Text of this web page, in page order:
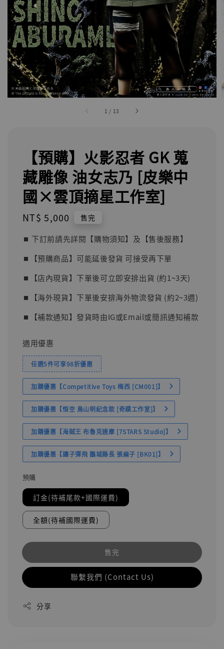
1 / 13
【預購】火影忍者 GK 蒐
藏雕像 油女志乃 [皮樂中
國×雲頂摘星工作室]
Regular
NT$ 5,000 售完
⏹︎ 下訂前請先詳閱【購物須知】及【售後服務】
⏹︎【預購商品】可能延後發貨 可接受再下單
⏹︎【店內現貨】下單後可立即安排出貨 (約1~3天)
⏹︎【海外現貨】下單後安排海外物流發貨 (約2~3週)
⏹︎【補款通知】發貨時由IG或Email或簡訊通知補款
適用優惠
任選5件可享98折優惠
加購優惠【Competitive Toys 梅西 [CM001]】
加購優惠【悟空 鳥山明紀念款 [奇蹟工作室]】
加購優惠【海賊王 布魯克達摩 [7STARS Studio]】
加購優惠【讓子彈飛 鵝城縣長 張麻子 [BK01]】
預購
訂金(待補尾款+國際運費)
全額(待補國際運費)
售完
聯繫我們 (Contact Us)
分享